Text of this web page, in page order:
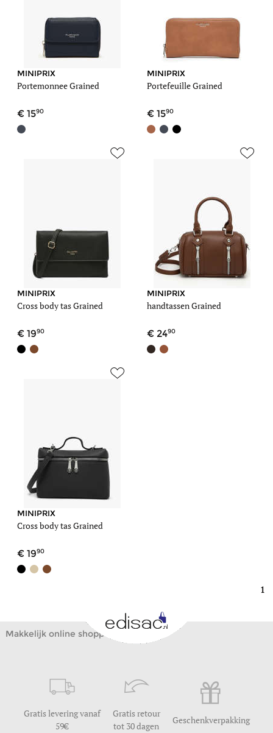
MINIPRIX
Portemonnee Grained
1590
MINIPRIX
Portefeuille Grained
1590
MINIPRIX
Cross body tas Grained
1990
MINIPRIX
handtassen Grained
2490
MINIPRIX
Cross body tas Grained
1990
1
Makkelijk online shoppen
Gratis levering vanaf
59
Gratis retour
tot 30 dagen
Geschenkverpakking